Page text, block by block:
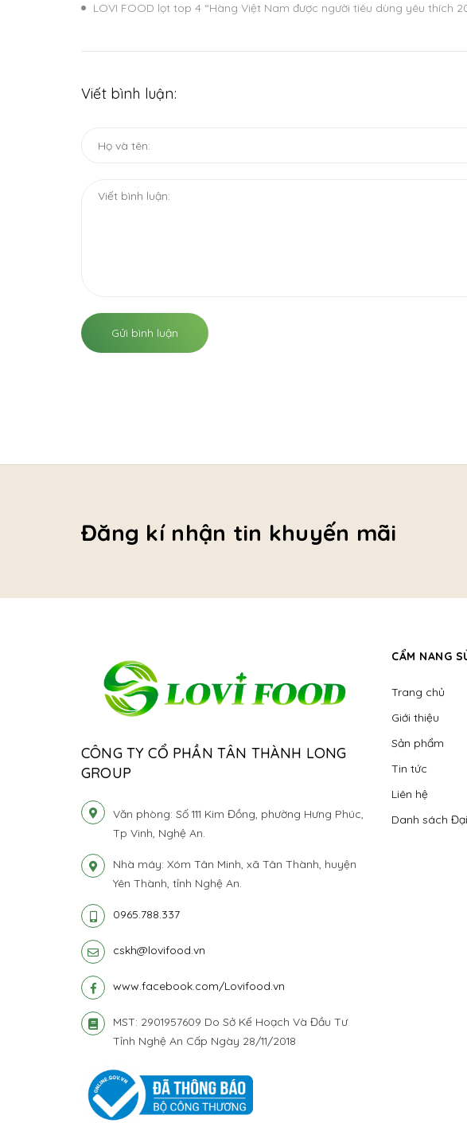
LOVI FOOD lọt top 4 “Hàng Việt Nam được người tiêu dùng yêu thích
Viết bình luận:
Gửi bình luận
Đăng kí nhận tin khuyến mãi
CÔNG TY CỔ PHẦN TÂN THÀNH LONG
GROUP
Văn phòng: Số 111 Kim Đồng, phường Hưng Phúc,
Tp Vinh, Nghệ An.
Nhà máy: Xóm Tân Minh, xã Tân Thành, huyện
Yên Thành, tỉnh Nghệ An.
0965.788.337
cskh@lovifood.vn
www.facebook.com/Lovifood.vn
MST: 2901957609 Do Sở Kế Hoạch Và Đầu Tư
Tỉnh Nghệ An Cấp Ngày 28/11/2018
CẨM NANG
Trang chủ
Giới thiệu
Sản phẩm
Tin tức
Liên hệ
Danh sách